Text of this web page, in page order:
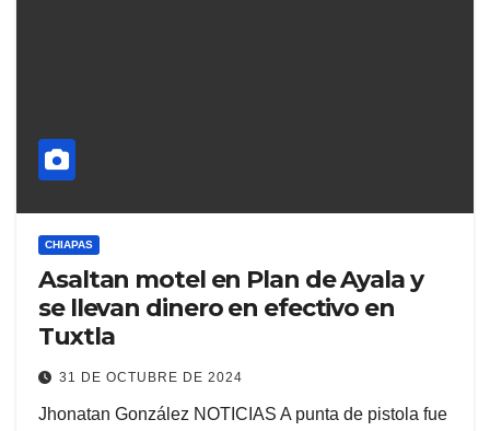
CHIAPAS
Asaltan motel en Plan de Ayala y
se llevan dinero en efectivo en
Tuxtla
31 DE OCTUBRE DE 2024
Jhonatan González NOTICIAS A punta de pistola fue